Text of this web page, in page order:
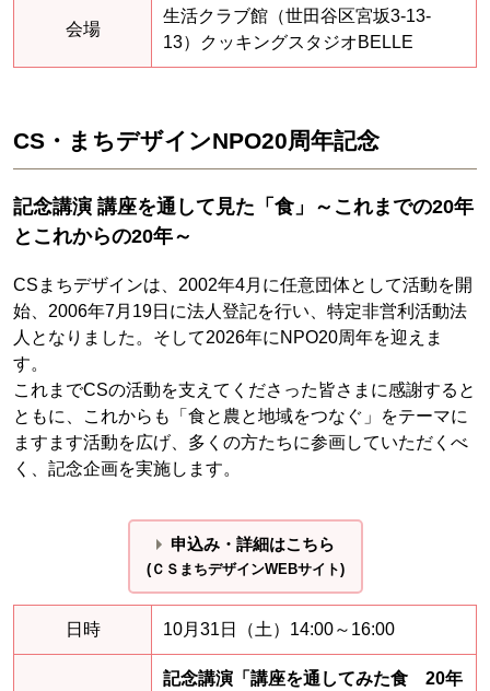
会場
生活クラブ館（世田谷区宮坂3-13-
13）クッキングスタジオBELLE
CS・まちデザインNPO20周年記念
記念講演 講座を通して見た「食」～これまでの20年
とこれからの20年～
CSまちデザインは、2002年4月に任意団体として活動を開
始、2006年7月19日に法人登記を行い、特定非営利活動法
人となりました。そして2026年にNPO20周年を迎えま
す。
これまでCSの活動を支えてくださった皆さまに感謝すると
ともに、これからも「食と農と地域をつなぐ」をテーマに
ますます活動を広げ、多くの方たちに参画していただくべ
く、記念企画を実施します。
申込み・詳細はこちら
(ＣＳまちデザインWEBサイト)
日時 10月31日（土）14:00～16:00
記念講演「講座を通してみた食 20年